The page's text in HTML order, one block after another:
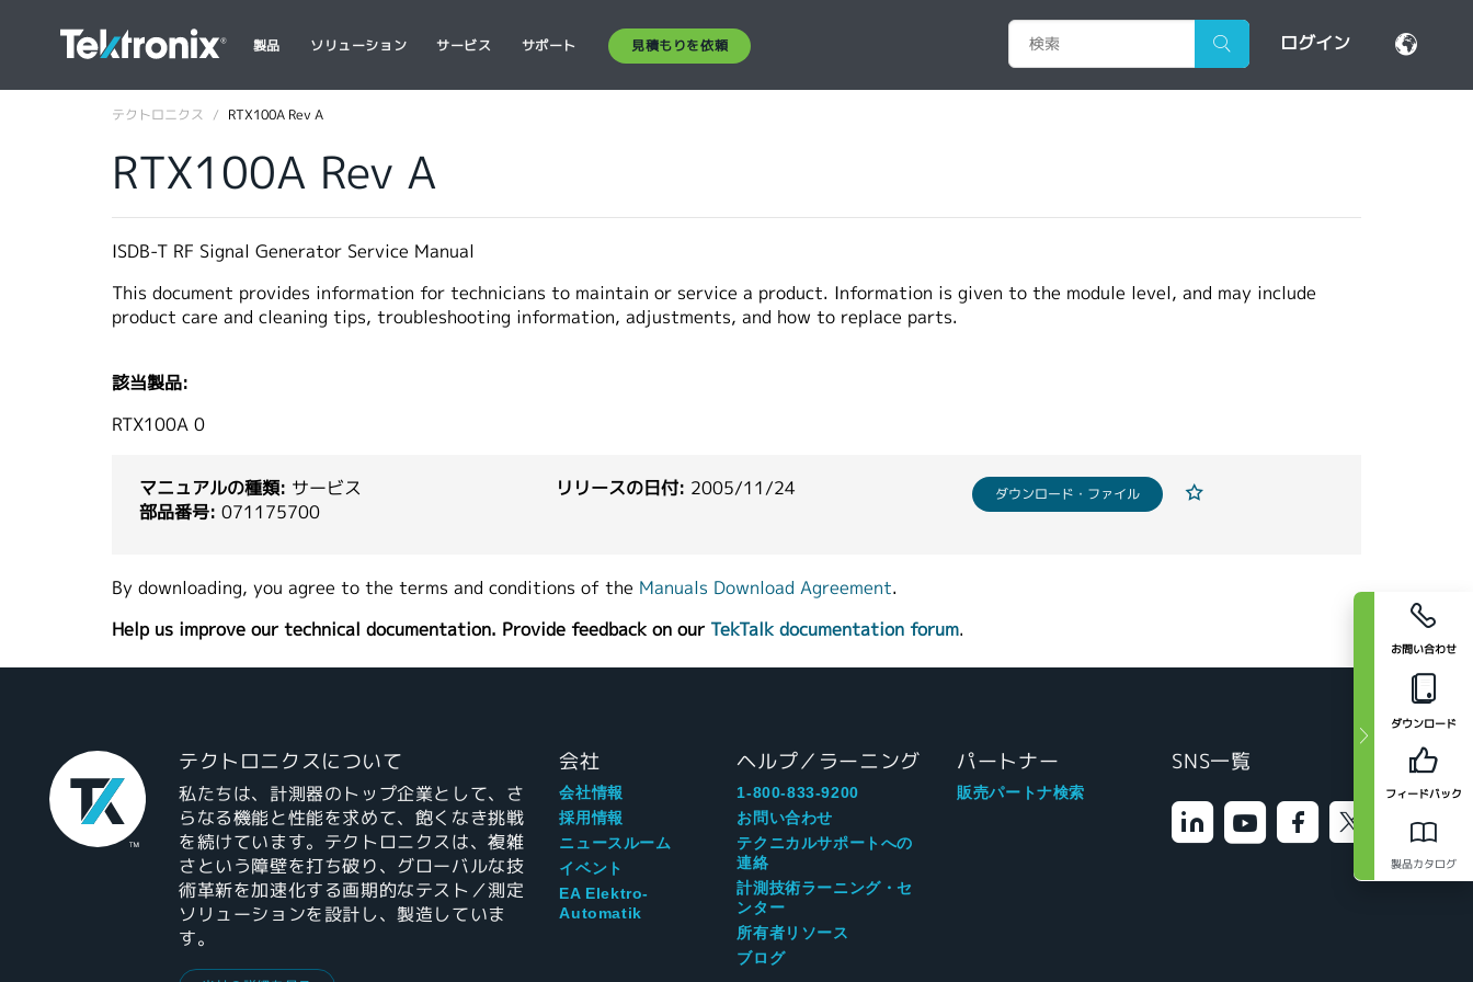
製品 ソリューション サービス サポート 見積もりを依頼 ログイン
お問い合わせ
ダウンロード
フィードバック
製品カタログ
テクトロニクス RTX100A Rev A
RTX100A Rev A
ISDB-T RF Signal Generator Service Manual
This document provides information for technicians to maintain or service a product. Information is given to the module level, and may include
product care and cleaning tips, troubleshooting information, adjustments, and how to replace parts.
該当製品:
RTX100A 0
マニュアルの種類: サービス
部品番号: 071175700
リリースの日付: 2005/11/24 ダウンロード・ファイル
By downloading, you agree to the terms and conditions of the Manuals Download Agreement.
Help us improve our technical documentation. Provide feedback on our TekTalk documentation forum.
テクトロニクスについて
私たちは、計測器のトップ企業として、さ
らなる機能と性能を求めて、飽くなき挑戦
を続けています。テクトロニクスは、複雑
さという障壁を打ち破り、グローバルな技
術革新を加速化する画期的なテスト／測定
ソリューションを設計し、製造していま
す。
会社
会社情報
採用情報
ニュースルーム
イベント
EA Elektro-
Automatik
ヘルプ／ラーニング
1-800-833-9200
お問い合わせ
テクニカルサポートへの
連絡
計測技術ラーニング・セ
ンター
所有者リソース
ブログ
パートナー
販売パートナ検索
SNS一覧